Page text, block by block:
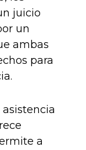
juicio
un
ambas
para
a